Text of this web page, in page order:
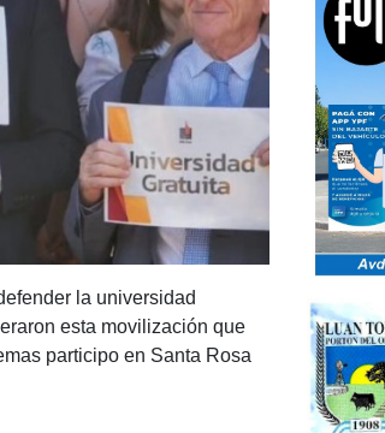
la universidad
esta movilización que
participo en Santa Rosa